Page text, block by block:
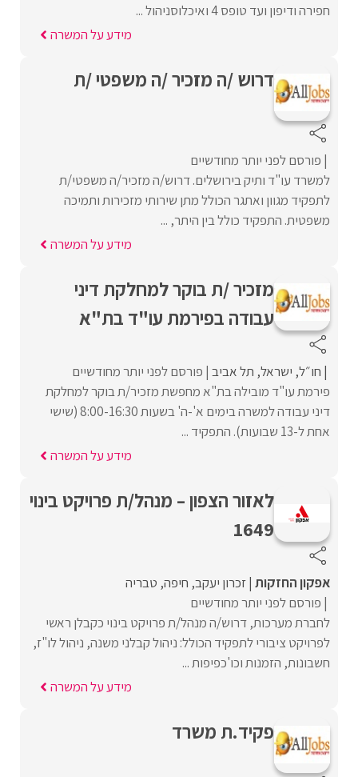
חפירה ודיפון ועד טופס 4 ואיכלוסניהול ...
מידע על המשרה
דרוש /ה מזכיר /ה משפטי /ת
פורסם לפני יותר מחודשיים
למשרד עו"ד ותיק בירושלים. דרוש/ה מזכיר/ה משפטי/ת
לתפקיד מגוון ואתגר הכולל מתן שירותי מזכירות ותמיכה
משפטית. התפקיד כולל בין היתר, ...
מידע על המשרה
מזכיר /ת בוקר למחלקת דיני
עבודה בפירמת עו"ד בת"א
חו״ל ישראל תל אביב פורסם לפני יותר מחודשיים
פירמת עו"ד מובילה בת"א מחפשת מזכיר/ת בוקר למחלקת
דיני עבודה למשרה בימים א'-ה' בשעות 8:00-16:30 (שישי
אחת ל-13 שבועות). התפקיד ...
מידע על המשרה
לאזור הצפון – מנהל/ת פרויקט בינוי
1649
אפקון החזקות זכרון יעקב חיפה טבריה
פורסם לפני יותר מחודשיים
לחברת מערכות, דרוש/ה מנהל/ת פרויקט בינוי כקבלן ראשי
לפרויקט ציבורי לתפקיד הכולל: ניהול קבלני משנה, ניהול לו"ז,
חשבונות, הזמנות וכו'כפיפות ...
מידע על המשרה
פקיד.ת משרד